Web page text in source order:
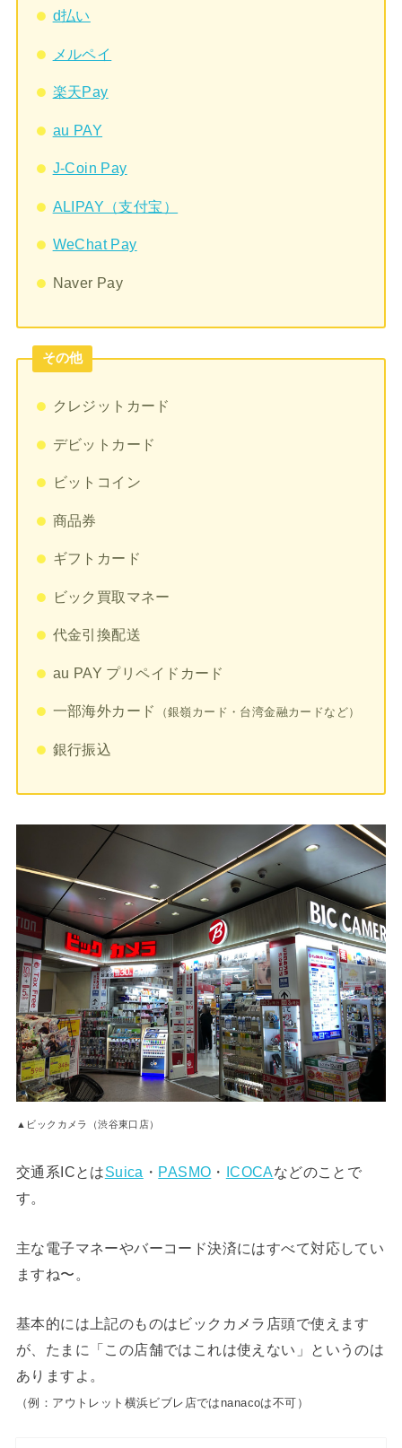
d払い
メルペイ
楽天Pay
au PAY
J-Coin Pay
ALIPAY（支付宝）
WeChat Pay
Naver Pay
その他
クレジットカード
デビットカード
ビットコイン
商品券
ギフトカード
ビック買取マネー
代金引換配送
au PAY プリペイドカード
一部海外カード （銀嶺カード・台湾金融カードなど）
銀行振込
▲ビックカメラ（渋谷東口店）
交通系ICとはSuica ・ PASMO ・ ICOCAなどのことで
す。
主な電子マネーやバーコード決済にはすべて対応してい
ますね〜。
基本的には上記のものはビックカメラ店頭で使えます
が、たまに「この店舗ではこれは使えない」というのは
ありますよ。
（例：アウトレット横浜ビブレ店ではnanacoは不可）